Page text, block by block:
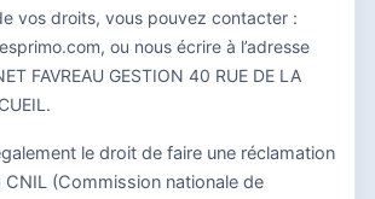
vos droits, vous pouvez contacter :
ou nous écrire à l’adresse
FAVREAU GESTION 40 RUE DE LA
le droit de faire une réclamation
CNIL (Commission nationale de